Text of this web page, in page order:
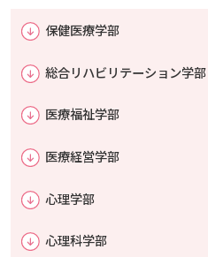
情報端末の必携化につい
感染予防にかかる抗体価
電子ブック・電子ジャー
学外からのつかいかた
看護師・保健師国家試験
呉キャンパス
広国ポータルサイト
広国LMS
保健医療学部
総合リハビリテーション学部
医療福祉学部
医療経営学部
心理学部
心理科学部
活動とイベント
学生図書委員の活動
施設案内